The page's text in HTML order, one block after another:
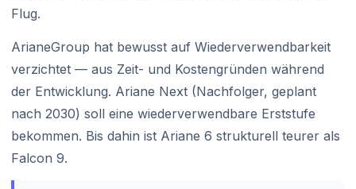
Flug.
ArianeGroup hat bewusst auf Wiederverwendbarkeit
verzichtet — aus Zeit- und Kostengründen während
der Entwicklung. Ariane Next (Nachfolger, geplant
nach 2030) soll eine wiederverwendbare Erststufe
bekommen. Bis dahin ist Ariane 6 strukturell teurer als
Falcon 9.